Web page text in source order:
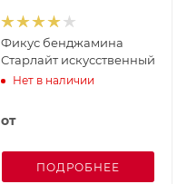
Фикус бенджамина
Старлайт искусственный
Нет в наличии
от
ПОДРОБНЕЕ